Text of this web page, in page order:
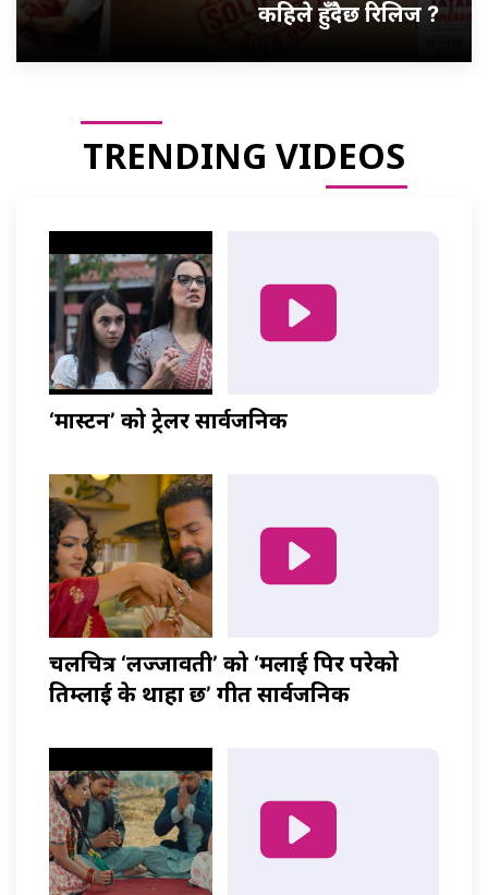
कहिले हुँदैछ रिलिज ?
TRENDING VIDEOS
‘मास्टर्नी’ को ट्रेलर सार्वजनिक
चलचित्र ‘लज्जावती’ को ‘मलाई पिर परेको
तिम्लाई के थाहा छ’ गीत सार्वजनिक